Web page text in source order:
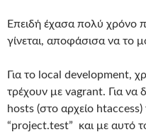
Επειδή έχασα πολύ χρόνο
γίνεται, αποφάσισα να το
Για το local development,
τρέχουν με vagrant. Για
hosts (στο αρχείο
“project.test” και με αυτό